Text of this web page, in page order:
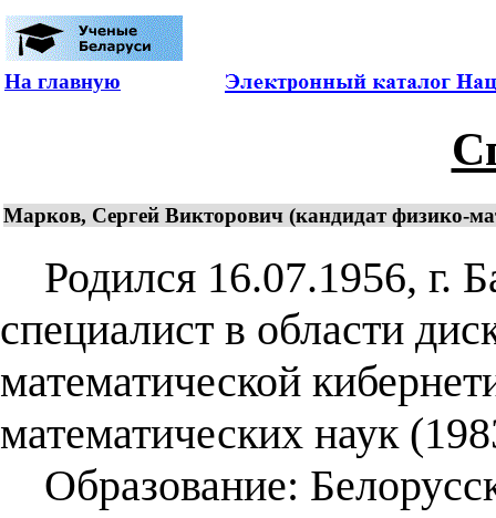
На главную
Марков, Сергей Викторович (кандидат физико-
Родился 16.07.1956, г.
специалист в области
математической
математических наук
Образование: